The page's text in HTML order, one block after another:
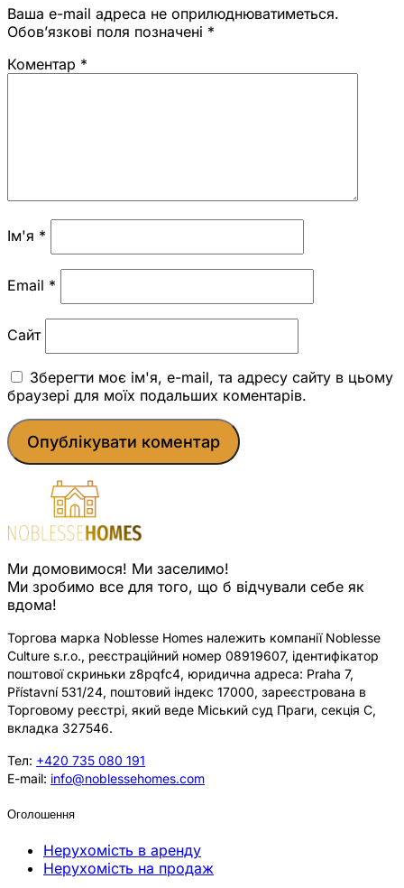
Ваша e-mail адреса не оприлюднюватиметься.
Обов’язкові поля позначені *
Коментар *
Ім'я *
Email *
Сайт
Зберегти моє ім'я, e-mail, та адресу сайту в цьому
браузері для моїх подальших коментарів.
Ми домовимося! Ми заселимо!
Ми зробимо все для того, що б відчували себе як
вдома!
Торгова марка Noblesse Homes належить компанії Noblesse
Culture s.r.o., реєстраційний номер 08919607, ідентифікатор
поштової скриньки z8pqfc4, юридична адреса: Praha 7,
Přístavní 531/24, поштовий індекс 17000, зареєстрована в
Торговому реєстрі, який веде Міський суд Праги, секція C,
вкладка 327546.
Тел: +420 735 080 191
E-mail: info@noblessehomes.com
Оголошення
Нерухомість в аренду
Нерухомість на продаж